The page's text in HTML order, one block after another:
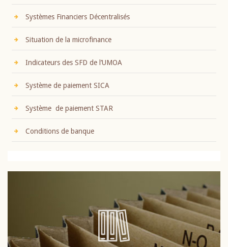
Systèmes Financiers Décentralisés
Situation de la microfinance
Indicateurs des SFD de l’UMOA
Système de paiement SICA
Système de paiement STAR
Conditions de banque